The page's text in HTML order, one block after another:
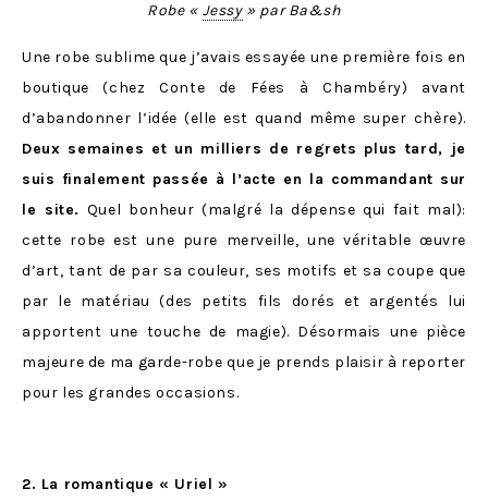
Robe « Jessy» par Ba&sh
Une robe sublime que j’avais essayée une première fois en
boutique (chez Conte de Fées à Chambéry) avant
d’abandonner l’idée (elle est quand même super chère).
Deux semaines et un milliers de regrets plus tard, je
suis finalement passée à l’acte en la commandant sur
le site. Quel bonheur (malgré la dépense qui fait mal):
cette robe est une pure merveille, une véritable œuvre
d’art, tant de par sa couleur, ses motifs et sa coupe que
par le matériau (des petits fils dorés et argentés lui
apportent une touche de magie). Désormais une pièce
majeure de ma garde-robe que je prends plaisir à reporter
pour les grandes occasions.
2. La romantique « Uriel »